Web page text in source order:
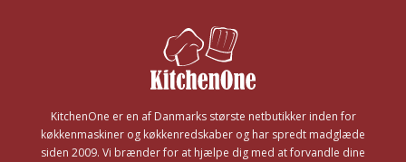
KitchenOne er en af Danmarks største netbutikker inden for
køkkenmaskiner og køkkenredskaber og har spredt madglæde
siden 2009. Vi brænder for at hjælpe dig med at forvandle dine